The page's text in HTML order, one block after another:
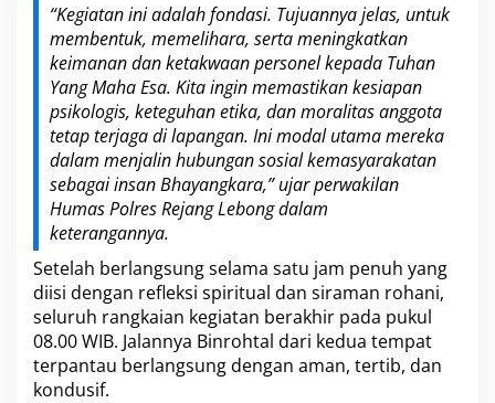
“Kegiatan ini adalah fondasi. Tujuannya jelas, untuk
membentuk, memelihara, serta meningkatkan
keimanan dan ketakwaan personel kepada Tuhan
Yang Maha Esa. Kita ingin memastikan kesiapan
psikologis, keteguhan etika, dan moralitas anggota
tetap terjaga di lapangan. Ini modal utama mereka
dalam menjalin hubungan sosial kemasyarakatan
sebagai insan Bhayangkara,” ujar perwakilan
Humas Polres Rejang Lebong dalam
keterangannya.
Setelah berlangsung selama satu jam penuh yang
diisi dengan refleksi spiritual dan siraman rohani,
seluruh rangkaian kegiatan berakhir pada pukul
08.00 WIB. Jalannya Binrohtal dari kedua tempat
terpantau berlangsung dengan aman, tertib, dan
kondusif.